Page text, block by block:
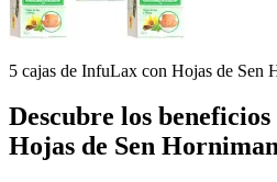
5 cajas de InfuLax con Hojas de Sen
Descubre los
Hojas de Sen